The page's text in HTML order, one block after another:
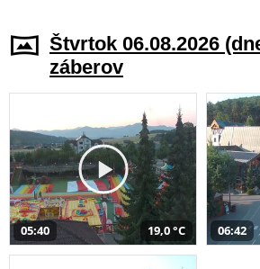
Štvrtok 06.08.2026
záberov
05:40 19,0 °C 06:42